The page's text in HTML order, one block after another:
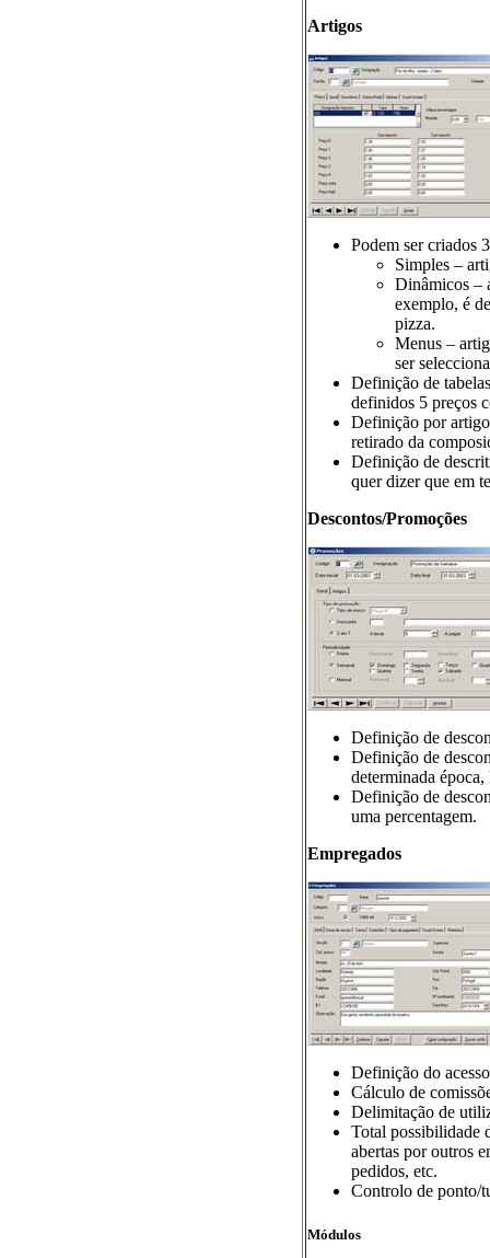
Artigos
Podem ser criados
Simples –
Dinâmicos –
exemplo, é
pizza.
Menus –
ser
Definição de
definidos 5 preços
Definição por artigo
retirado da
Definição de
quer dizer que em
Descontos/Promoções
Definição de
Definição de
determinada
Definição de
uma percentagem.
Empregados
Definição do
Cálculo de
Delimitação de
Total possibilidade
abertas por outros
pedidos, etc.
Controlo de ponto/
Módulos